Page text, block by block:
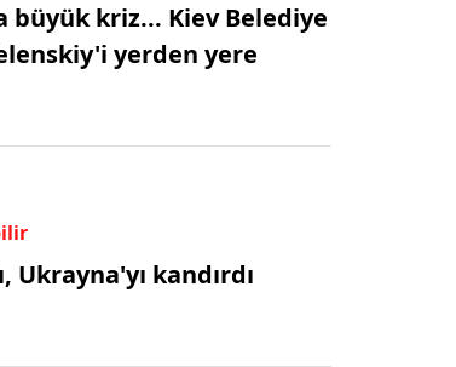
büyük kriz... Kiev Belediye
yerden yere
Ukrayna'yı kandırdı